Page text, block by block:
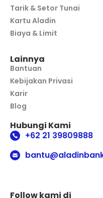
Tarik & Setor Tunai
Kartu Aladin
Biaya & Limit
Lainnya
Bantuan
Kebijakan Privasi
Karir
Blog
Hubungi Kami
+62 21 39809888
Follow kami di